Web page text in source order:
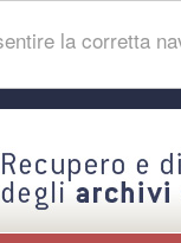
la corretta